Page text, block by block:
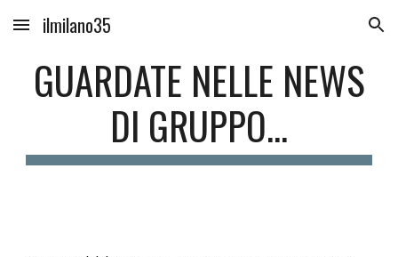
Skip to main content Skip to navigation
ilmilano35
GUARDATE NELLE NEWS
DI GRUPPO...